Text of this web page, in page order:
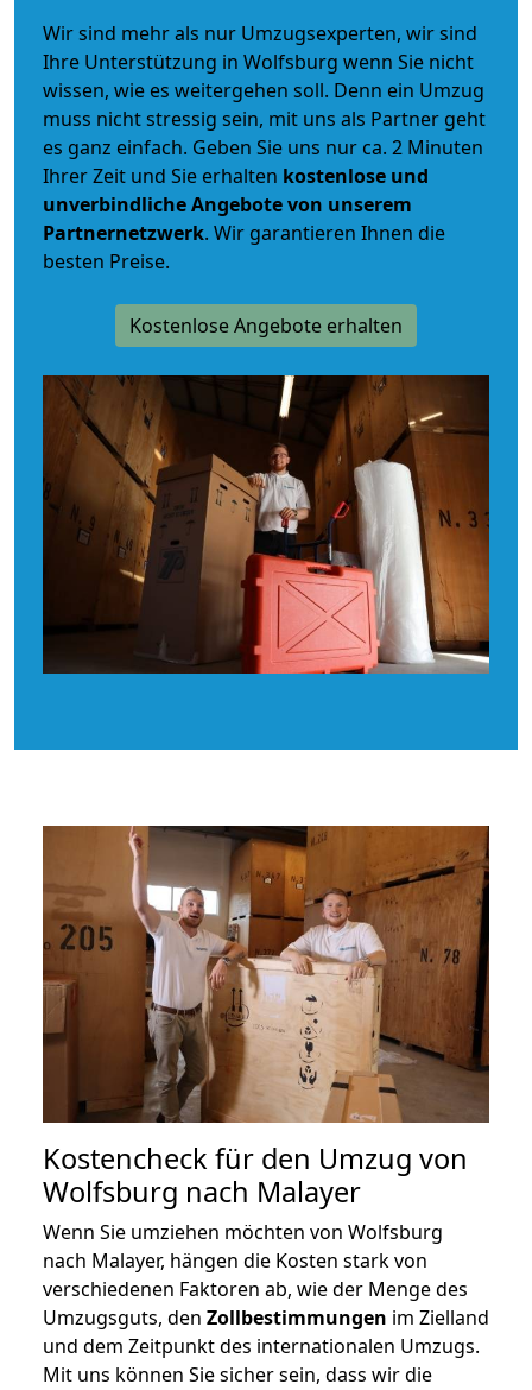
Wir sind mehr als nur Umzugsexperten, wir sind
Ihre Unterstützung in Wolfsburg wenn Sie nicht
wissen, wie es weitergehen soll. Denn ein Umzug
muss nicht stressig sein, mit uns als Partner geht
es ganz einfach. Geben Sie uns nur ca. 2 Minuten
Ihrer Zeit und Sie erhalten kostenlose und
unverbindlicheAngebote von unserem
Partnernetzwerk. Wir garantieren Ihnen die
besten Preise.
Kostenlose Angebote erhalten
Kostencheck für den Umzug von
Wolfsburg nach Malayer
Wenn Sie umziehen möchten von Wolfsburg
nach Malayer, hängen die Kosten stark von
verschiedenen Faktoren ab, wie der Menge des
Umzugsguts, den Zollbestimmungen im Zielland
und dem Zeitpunkt des internationalen Umzugs.
Mit uns können Sie sicher sein, dass wir die